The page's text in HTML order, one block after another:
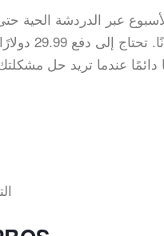
عبر الدردشة الحية